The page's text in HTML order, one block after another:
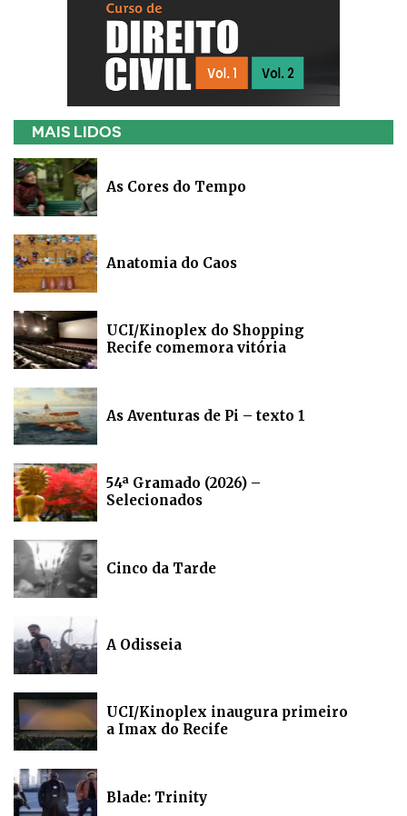
MAIS LIDOS
As Cores do Tempo
Anatomia do Caos
UCI/Kinoplex do Shopping
Recife comemora vitória
As Aventuras de Pi – texto 1
54ª Gramado (2026) –
Selecionados
Cinco da Tarde
A Odisseia
UCI/Kinoplex inaugura primeiro
a Imax do Recife
Blade: Trinity